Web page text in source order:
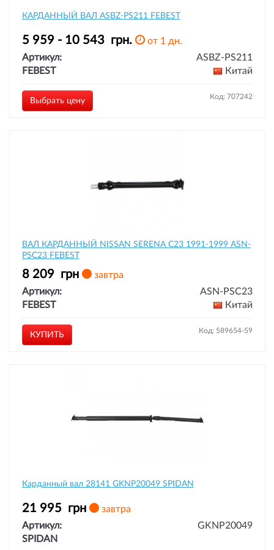
КАРДАННЫЙ ВАЛ ASBZ-PS211 FEBEST
5 959 - 10 543 грн.
от 1 дн.
Артикул:
ASBZ-PS211
FEBEST
Китай
Выбрать цену Код: 707242
ВАЛ КАРДАННЫЙ NISSAN SERENA C23 1991-1999 ASN-
PSC23 FEBEST
8 209 грн
завтра
Артикул:
ASN-PSC23
FEBEST
Китай
КУПИТЬ Код: 589654-59
Карданный вал 28141 GKNP20049 SPIDAN
21 995 грн
завтра
Артикул:
GKNP20049
SPIDAN